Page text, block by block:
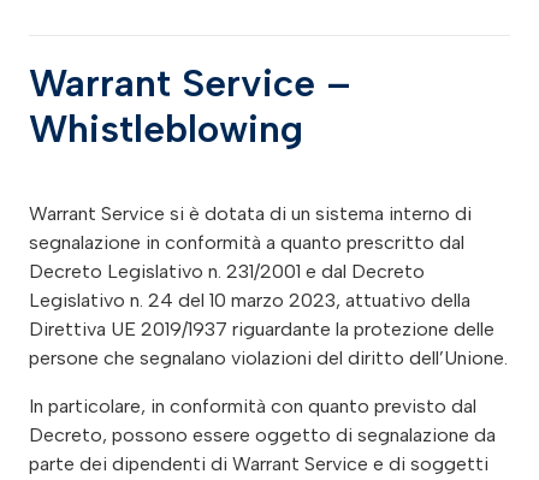
Warrant Service –
Whistleblowing
Warrant Service si è dotata di un sistema interno di
segnalazione in conformità a quanto prescritto dal
Decreto Legislativo n. 231/2001 e dal Decreto
Legislativo n. 24 del 10 marzo 2023, attuativo della
Direttiva UE 2019/1937 riguardante la protezione delle
persone che segnalano violazioni del diritto dell’Unione.
In particolare, in conformità con quanto previsto dal
Decreto, possono essere oggetto di segnalazione da
parte dei dipendenti di Warrant Service e di soggetti